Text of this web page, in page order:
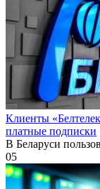
Клиенты
платные подписки
В Беларуси
05